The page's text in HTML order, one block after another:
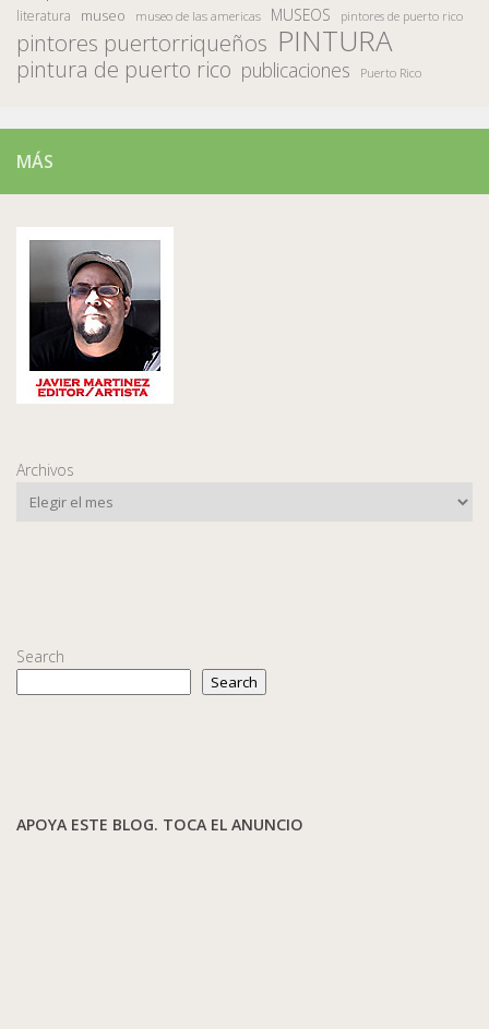
literatura museo museo de las americas MUSEOS pintores de puerto rico
pintores puertorriqueños PINTURA
pintura de puerto rico publicaciones Puerto Rico
MÁS
Archivos
Search
Search
APOYA ESTE BLOG. TOCA EL ANUNCIO